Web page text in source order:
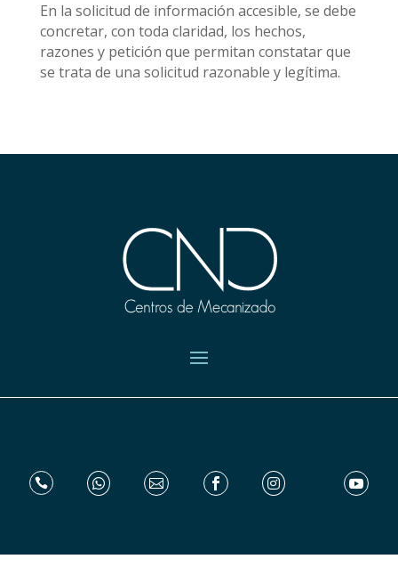
En la solicitud de información accesible, se debe
concretar, con toda claridad, los hechos,
razones y petición que permitan constatar que
se trata de una solicitud razonable y legítima.
     